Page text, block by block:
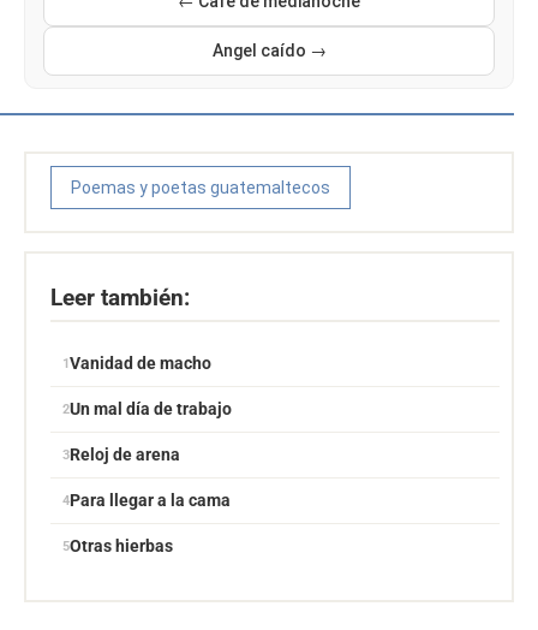
Angel caído →
Poemas y poetas guatemaltecos
Leer también:
Vanidad de macho
Un mal día de trabajo
Reloj de arena
Para llegar a la cama
Otras hierbas